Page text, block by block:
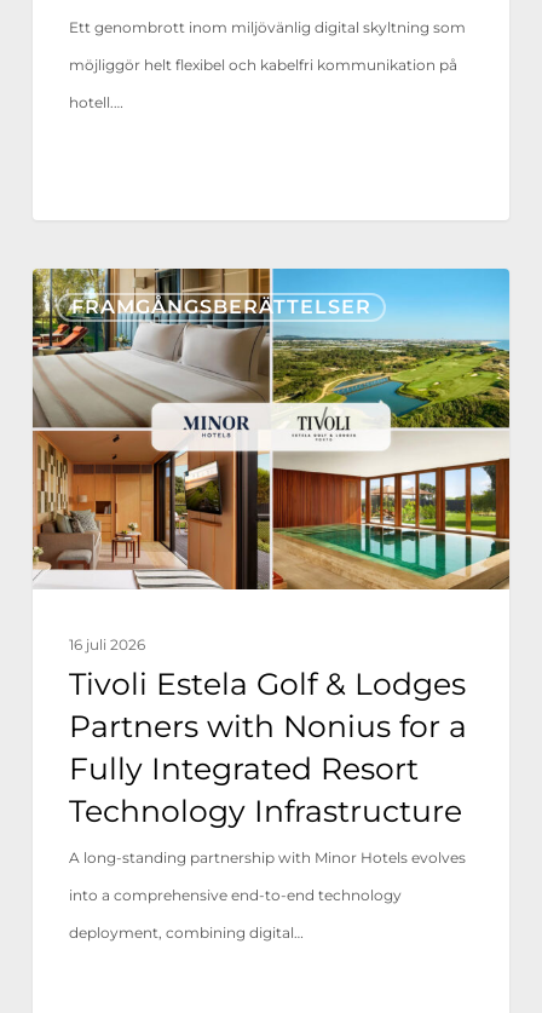
Ett genombrott inom miljövänlig digital skyltning som
möjliggör helt flexibel och kabel­fri kommunikation på
hotell.…
FRAMGÅNGSBERÄTTELSER
Tivoli
Estela
Golf
&
Lodges
Partners
with
Nonius
for
Integrated
Resort
Technology
Infrastructure
16 juli 2026
Tivoli Estela Golf & Lodges
Partners with Nonius for a
Fully Integrated Resort
Technology Infrastructure
A long-standing partnership with Minor Hotels evolves
into a comprehensive end-to-end technology
deployment, combining digital…